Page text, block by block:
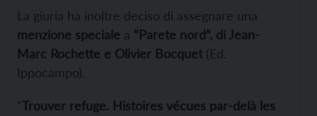
La giuria ha inoltre deciso di assegnare una
menzione speciale a “Parete nord”, di Jean-
Marc Rochette e Olivier Bocquet(Ed.
Ippocampo).
“Trouver refuge. Histoires vécues par-delà les